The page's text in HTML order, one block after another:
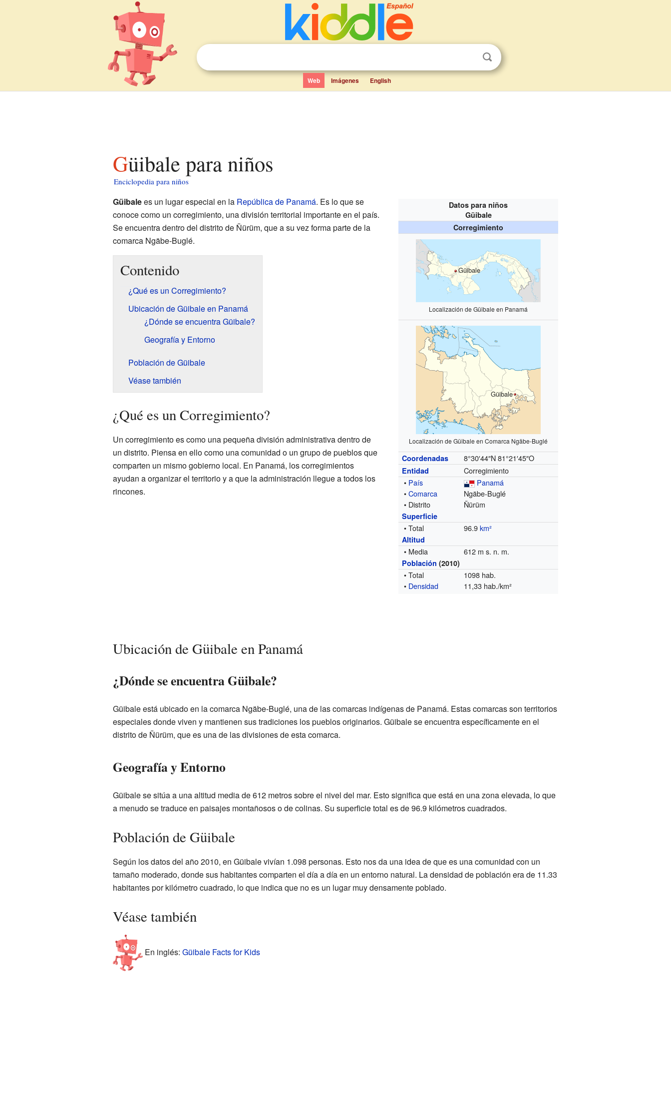
Web Imágenes English
Güibale para niños
Enciclopedia para niños
Datos para niños
Güibale
Corregimiento
Güibale
Localización de Güibale en Panamá
Güibale
Localización de Güibale en Comarca Ngäbe-Buglé
Coordenadas 8°30′44″N 81°21′45″O
Entidad
Corregimiento
• País
Panamá
•Comarca
Ngäbe-Buglé
• Distrito
Ñürüm
Superficie
• Total 96.9km²
Altitud
• Media 612 m s. n. m.
Población (2010)
• Total
1098 hab.
• Densidad 11,33 hab./km²
Güibalees un lugar especial en la República de Panamá. Es lo que se
conoce como un corregimiento, una división territorial importante en el país.
Se encuentra dentro del distrito de Ñürüm, que a su vez forma parte de la
comarca Ngäbe-Buglé.
Contenido
¿Qué es un Corregimiento?
Ubicación de Güibale en Panamá
¿Dónde se encuentra Güibale?
Geografía y Entorno
Población de Güibale
Véase también
¿Qué es un Corregimiento?
Un corregimiento es como una pequeña división administrativa dentro de
un distrito. Piensa en ello como una comunidad o un grupo de pueblos que
comparten un mismo gobierno local. En Panamá, los corregimientos
ayudan a organizar el territorio y a que la administración llegue a todos los
rincones.
Ubicación de Güibale en Panamá
¿Dónde se encuentra Güibale?
Güibale está ubicado en la comarca Ngäbe-Buglé, una de las comarcas indígenas de Panamá. Estas comarcas son territorios
especiales donde viven y mantienen sus tradiciones los pueblos originarios. Güibale se encuentra específicamente en el
distrito de Ñürüm, que es una de las divisiones de esta comarca.
Geografía y Entorno
Güibale se sitúa a una altitud media de 612 metros sobre el nivel del mar. Esto significa que está en una zona elevada, lo que
a menudo se traduce en paisajes montañosos o de colinas. Su superficie total es de 96.9 kilómetros cuadrados.
Población de Güibale
Según los datos del año 2010, en Güibale vivían 1.098 personas. Esto nos da una idea de que es una comunidad con un
tamaño moderado, donde sus habitantes comparten el día a día en un entorno natural. La densidad de población era de 11.33
habitantes por kilómetro cuadrado, lo que indica que no es un lugar muy densamente poblado.
Véase también
En inglés: Güibale Facts for Kids